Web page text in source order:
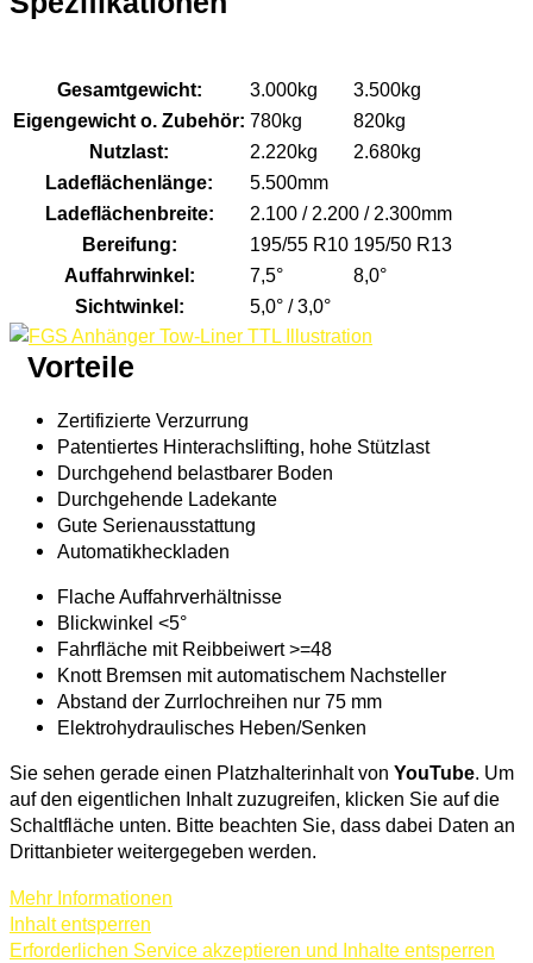
Gesamtgewicht: 3.000kg
3.500kg
Eigengewicht o. Zubehör: 780kg
820kg
Nutzlast:
2.220kg
2.680kg
Ladeflächenlänge:
5.500mm
Ladeflächenbreite:
2.100 / 2.200 / 2.300mm
Bereifung:
195/55 R10 195/50 R13
Auffahrwinkel:
7,5°
8,0°
Sichtwinkel:
5,0° / 3,0°
Vorteile
Zertifizierte Verzurrung
Patentiertes Hinterachslifting, hohe Stützlast
Durchgehend belastbarer Boden
Durchgehende Ladekante
Gute Serienausstattung
Automatikheckladen
Flache Auffahrverhältnisse
Blickwinkel <5°
Fahrfläche mit Reibbeiwert >=48
Knott Bremsen mit automatischem Nachsteller
Abstand der Zurrlochreihen nur 75 mm
Elektrohydraulisches Heben/Senken
Sie sehen gerade einen Platzhalterinhalt von YouTube. Um
auf den eigentlichen Inhalt zuzugreifen, klicken Sie auf die
Schaltfläche unten. Bitte beachten Sie, dass dabei Daten an
Drittanbieter weitergegeben werden.
Mehr Informationen
Inhalt entsperren
Erforderlichen Service akzeptieren und Inhalte entsperren